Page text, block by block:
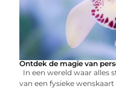
Ontdek de magie van
In een wereld waar alles
van een fysieke